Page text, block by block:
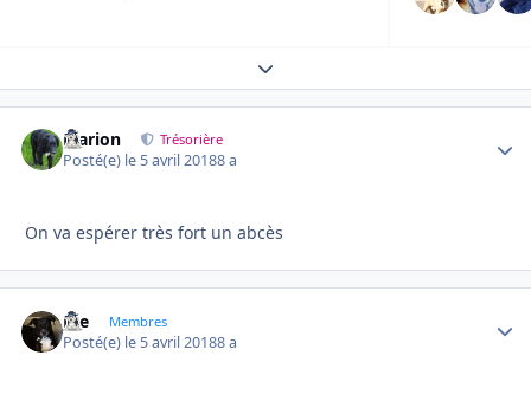
Expand topic overview
Marion Trésorière
Posté(e) le 5 avril 20188 a
On va espérer très fort un abcès
Joe Membres
Posté(e) le 5 avril 20188 a